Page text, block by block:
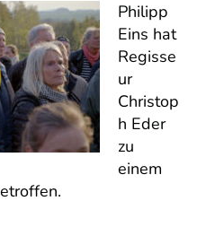
Philipp
Eins hat
Regisse
ur
Christop
h Eder
zu
einem